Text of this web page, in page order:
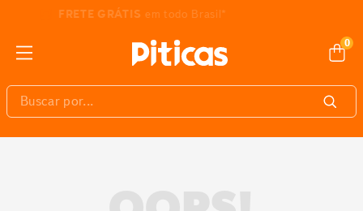
3% DE DESCONTOpagando com Pix
0
Buscar por...